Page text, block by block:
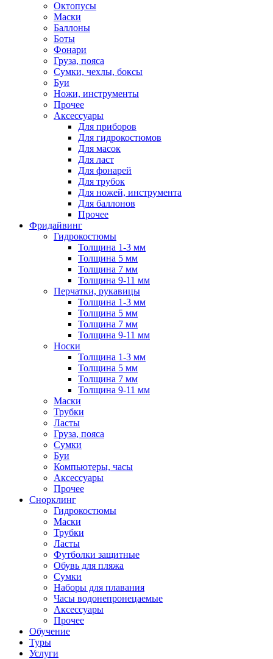
Октопусы
Маски
Баллоны
Боты
Фонари
Груза, пояса
Сумки, чехлы, боксы
Буи
Ножи, инструменты
Прочее
Аксессуары
Для приборов
Для гидрокостюмов
Для масок
Для ласт
Для фонарей
Для трубок
Для ножей, инструмента
Для баллонов
Прочее
Фридайвинг
Гидрокостюмы
Толщина 1-3 мм
Толщина 5 мм
Толщина 7 мм
Толщина 9-11 мм
Перчатки, рукавицы
Толщина 1-3 мм
Толщина 5 мм
Толщина 7 мм
Толщина 9-11 мм
Носки
Толщина 1-3 мм
Толщина 5 мм
Толщина 7 мм
Толщина 9-11 мм
Маски
Трубки
Ласты
Груза, пояса
Сумки
Буи
Компьютеры, часы
Аксессуары
Прочее
Снорклинг
Гидрокостюмы
Маски
Трубки
Ласты
Футболки защитные
Обувь для пляжа
Сумки
Наборы для плавания
Часы водонепронецаемые
Аксессуары
Прочее
Обучение
Туры
Услуги